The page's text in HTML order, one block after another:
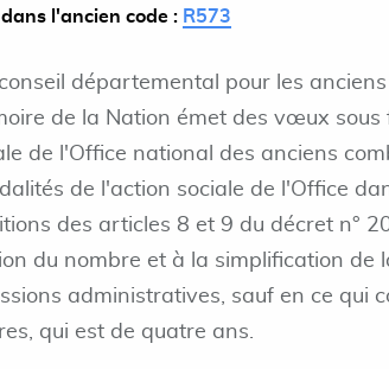
l'ancien code : R573
conseil départemental pour les
de la Nation émet des vœux
de l'Office national des anciens
de l'action sociale de l'Office
des articles 8 et 9 du décret n°
du nombre et à la simplification de
administratives, sauf en ce qui
qui est de quatre ans.